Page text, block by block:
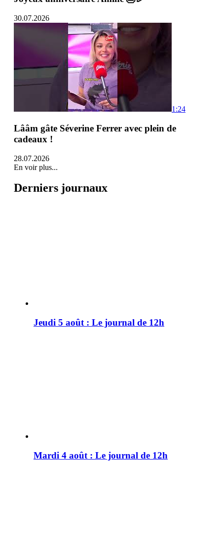
30.07.2026
1:24
Lââm gâte Séverine Ferrer avec plein de
cadeaux !
28.07.2026
En voir plus...
Derniers journaux
Jeudi 5 août : Le journal de 12h
Mardi 4 août : Le journal de 12h